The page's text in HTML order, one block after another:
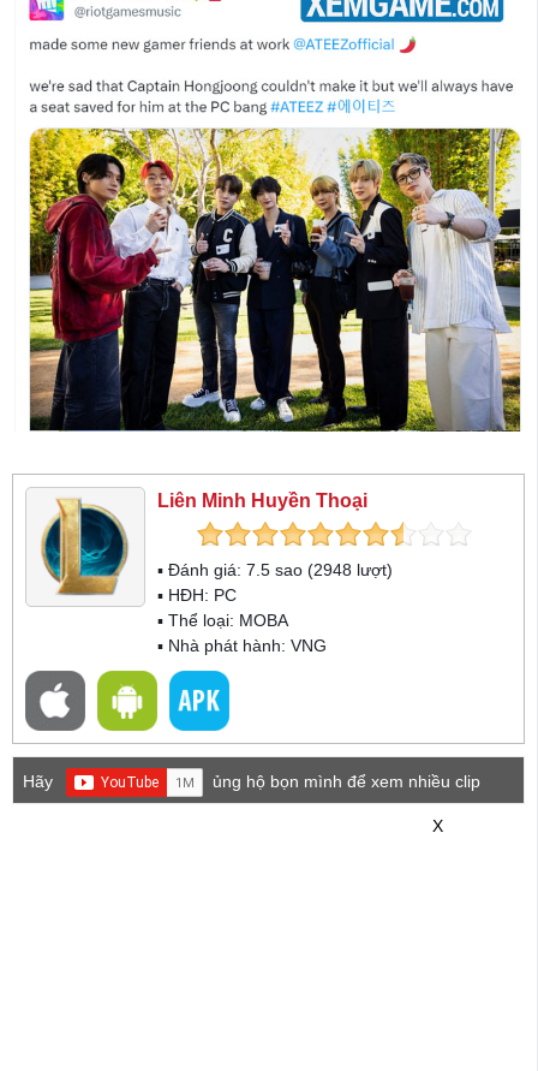
Liên Minh Huyền Thoại
▪ Đánh giá: 7.5 sao (2948 lượt)
▪ HĐH: PC
▪ Thể loại: MOBA
▪ Nhà phát hành: VNG
Hãy
ủng hộ bọn mình để xem nhiều clip
X